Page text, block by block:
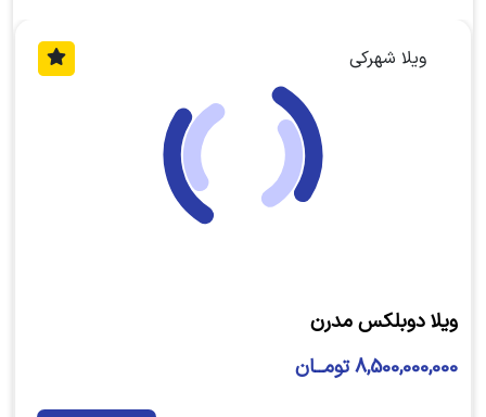
ویلا جنگلی
ویلا دوبلکس مدرن
4,800,000,000 تومــان